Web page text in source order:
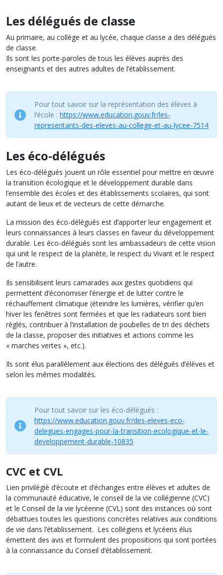
Les délégués de classe
Au primaire, au collège et au lycée, chaque classe a des délégués
de classe.
Ils sont les porte-paroles de tous les élèves auprès des
enseignants et des autres adultes de l’établissement.
Pour tout savoir sur la représentation des élèves à
l’école : https://www.education.gouv.fr/les-
representants-des-eleves-au-college-et-au-lycee-7514
Les éco-délégués
Les éco-délégués jouent un rôle essentiel pour mettre en œuvre
la transition écologique et le développement durable dans
l’ensemble des écoles et des établissements scolaires, qui sont
autant de lieux et de vecteurs de cette démarche.
La mission des éco-délégués est d’apporter leur engagement et
leurs connaissances à leurs classes en faveur du développement
durable. Les éco-délégués sont les ambassadeurs de cette vision
qui unit le respect de la planète, le respect du Vivant et le respect
de l’autre.
Ils sensibilisent leurs camarades aux gestes quotidiens qui
permettent d’économiser l’énergie et de lutter contre le
réchauffement climatique (éteindre les lumières, vérifier qu’en
hiver les fenêtres sont fermées et que les radiateurs sont bien
réglés, contribuer à l’installation de poubelles de tri des déchets
de la classe, proposer des initiatives et actions comme les
« marches vertes », etc.).
Ils sont élus parallèlement aux élections des délégués d’élèves et
selon les mêmes modalités.
Pour tout savoir sur les éco-délégués :
https://www.education.gouv.fr/des-eleves-eco-
delegues-engages-pour-la-transition-ecologique-et-le-
developpement-durable-10835
CVC et CVL
Lien privilégié d’écoute et d’échanges entre élèves et adultes de
la communauté éducative, le conseil de la vie collégienne (CVC)
et le Conseil de la vie lycéenne (CVL) sont des instances où sont
débattues toutes les questions concrètes relatives aux conditions
de vie dans l’établissement. Les collégiens et lycéens élus
émettent des avis et formulent des propositions qui sont portées
à la connaissance du Conseil d’établissement.